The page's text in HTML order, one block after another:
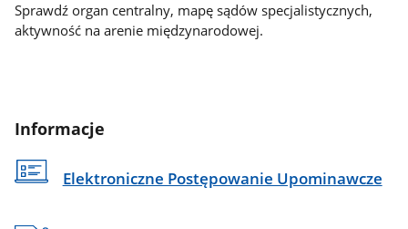
Sprawdź organ centralny, mapę sądów specjalistycznych,
aktywność na arenie międzynarodowej.
Informacje
Elektroniczne Postępowanie Upominawcze